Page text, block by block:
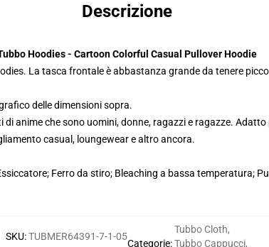
Descrizione
Hoodies - Cartoon Colorful Casual Pullover Hoodie
La tasca frontale è abbastanza grande da tenere
delle dimensioni sopra.
anime che sono uomini, donne, ragazzi e ragazze.
casual, loungewear e altro ancora.
Ferro da stiro; Bleaching a bassa temperatura;
SKU:TUBMER64391-7-1-05
Categorie:
Tubbo Cloth,
Tubbo Cappucci,